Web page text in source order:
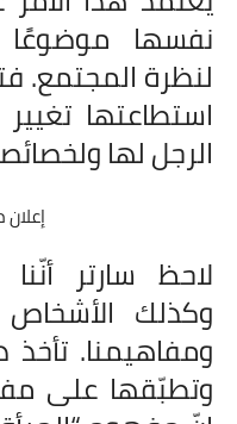
نفسها
لنظرة المجتمع.
استطاعتها
الرجل لها
لاحظ سارتر
وكذلك الأشخاص
ومفاهيمنا.
وتطبّقها على